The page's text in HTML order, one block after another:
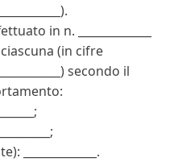
in n. _____________
ciascuna (in cifre
secondo il
_____________.